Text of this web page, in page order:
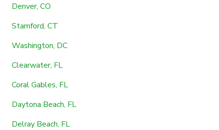
Denver, CO
Stamford, CT
Washington, DC
Clearwater, FL
Coral Gables, FL
Daytona Beach, FL
Delray Beach, FL